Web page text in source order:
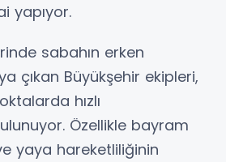
yapıyor.
sabahın erken
çıkan Büyükşehir ekipleri,
hızlı
Özellikle bayram
yaya hareketliliğinin